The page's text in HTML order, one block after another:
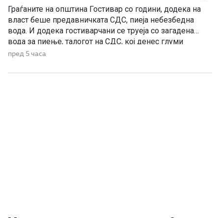
Граѓаните на општина Гостивар со години, додека на
власт беше предавничката СДС, пиеја небезбедна
вода. И додека гостиварчани се труеја со загадена
вода за пиење, талогот на СДС, кој денес глуми
загриженост, само за да ќари некој беден политички
анализи, во повеќе наврати во гостиварскиот
пред 5 часа